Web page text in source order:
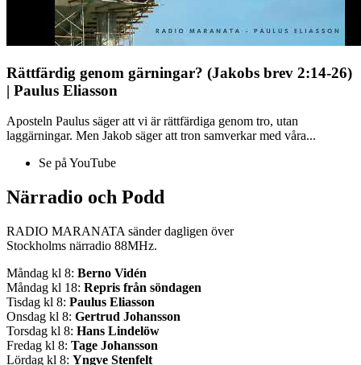
Rättfärdig genom gärningar? (Jakobs brev 2:14-26)
| Paulus Eliasson
Aposteln Paulus säger att vi är rättfärdiga genom tro, utan
laggärningar. Men Jakob säger att tron samverkar med våra...
Se på YouTube
Närradio och Podd
RADIO MARANATA sänder dagligen över
Stockholms närradio 88MHz.
Måndag kl 8: Berno Vidén
Måndag kl 18: Repris från söndagen
Tisdag kl 8: Paulus Eliasson
Onsdag kl 8: Gertrud Johansson
Torsdag kl 8: Hans Lindelöw
Fredag kl 8: Tage Johansson
Lördag kl 8: Yngve Stenfelt